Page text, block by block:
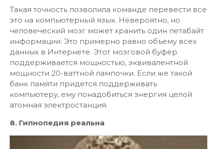
Такая точность позволила команде перевести все
это на компьютерный язык. Невероятно, но
человеческий мозг может хранить один петабайт
информации. Это примерно равно объему всех
данных в Интернете. Этот мозговой буфер
поддерживается мощностью, эквивалентной
мощности 20-ваттной лампочки. Если же такой
банк памяти придется поддерживать
компьютеру, ему понадобиться энергия целой
атомная электростанция.
8. Гипнопедия реальна